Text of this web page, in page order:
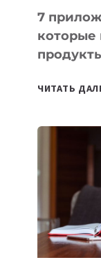
7
которые
ЧИТАТЬ